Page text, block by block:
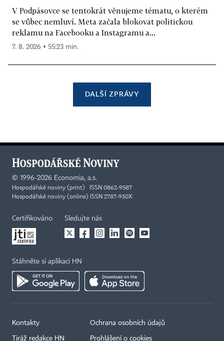
V Podpásovce se tentokrát věnujeme tématu, o kterém
se vůbec nemluví. Meta začala blokovat politickou
reklamu na Facebooku a Instagramu a...
7. 8. 2026 ▪ 55:23 min.
DALŠÍ ZPRÁVY
© 1996-2026 Economia, a.s.
Hospodářské noviny (print) ISSN 0862-9587
Hospodářské noviny (online) ISSN 2787-950X
Certifikováno Sledujte nás
Stáhněte si aplikaci HN
Kontakty
Tiráž redakce HN
Ochrana osobních údajů
Prohlášení o cookies